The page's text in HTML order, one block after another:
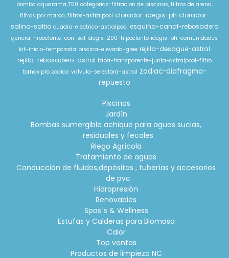
bomba aquarama 750 categorias: filtracion de piscinas, filtros de arena,
filtros por marca, filtros-astralpool clorador-idegis-ph clorador-
salino-saltio cuadro-electrico-astralpool esquina-canal-rebosadero
genera-hipoclorito-con-sal idegis-200-hipoclorito idegis-ph-comunidades
kit-inicio-temporada piscina-elevada-gree rejilla-desague-astral
rejilla-rebosadero-astral tapa-transparente-junta-astralpool-filtro
tornax pro zodiac valvula-selectora-astral zodiac-diafragma-
repuesto
Piscinas
Jardín
Bombas sumergible achique para aguas sucias,
residuales y fecales
Riego Agrícola
Tratamiento de aguas
Conducción de fluidos,depósitos , tuberías y accesorios
de pvc
Hidropresión
Renovables
Spas´s & Wellness
Estufas y Calderas para Biomasa
Calor
Top ventas
Productos de limpieza NC